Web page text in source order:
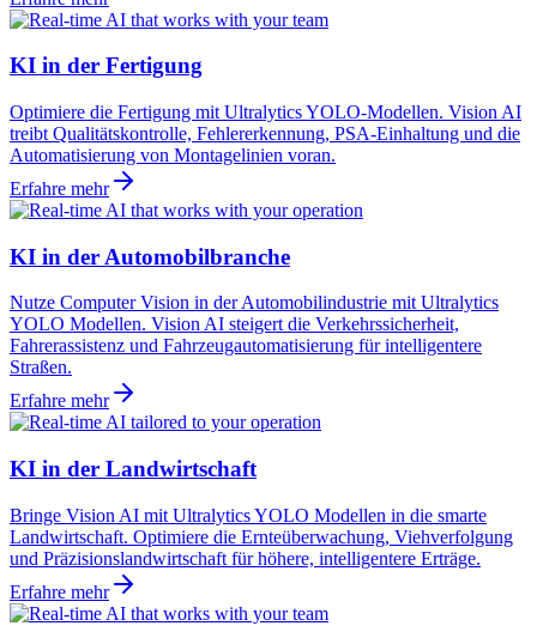
KI in der Fertigung
Optimiere die Fertigung mit Ultralytics YOLO-Modellen. Vision AI
treibt Qualitätskontrolle, Fehlererkennung, PSA-Einhaltung und die
Automatisierung von Montagelinien voran.
Erfahre mehr
KI in der Automobilbranche
Nutze Computer Vision in der Automobilindustrie mit Ultralytics
YOLO Modellen. Vision AI steigert die Verkehrssicherheit,
Fahrerassistenz und Fahrzeugautomatisierung für intelligentere
Straßen.
Erfahre mehr
KI in der Landwirtschaft
Bringe Vision AI mit Ultralytics YOLO Modellen in die smarte
Landwirtschaft. Optimiere die Ernteüberwachung, Viehverfolgung
und Präzisionslandwirtschaft für höhere, intelligentere Erträge.
Erfahre mehr